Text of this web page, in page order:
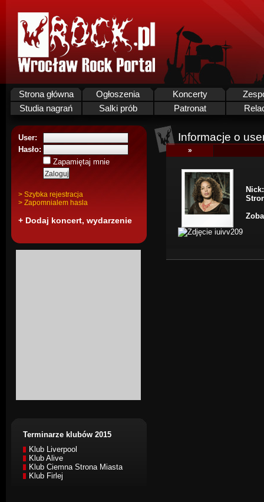
Strona główna Ogłoszenia Koncerty
Studia nagrań
Salki prób Patronat
User:
Hasło:
Zapamiętaj mnie
> Szybka rejestracja
> Zapomnialem hasla
+ Dodaj koncert, wydarzenie
Terminarze klubów 2015
Klub Liverpool
Klub Alive
Klub Ciemna Strona Miasta
Klub Firlej
Informacje o
»
Nick: